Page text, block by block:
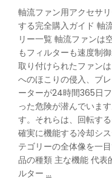
軸流ファン用アクセサ
する完全購入ガイド 軸
リー一覧 軸流ファンは
もフィルターも速度制
取り付けられたファン
へのほこりの侵入、ブ
ーターが24時間365日
った危険が潜んでいま
す。それらは、回転す
確実に機能する冷却シ
テゴリーの全体像を一
品の種類 主な機能 代表
ルター …